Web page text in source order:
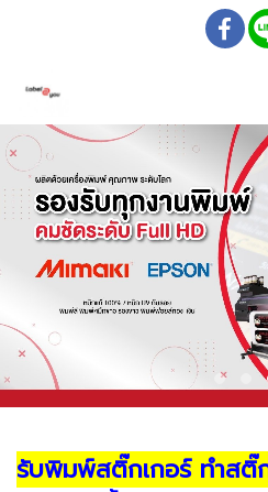
รับพิมพ์สติ๊กเกอร์ ทำสติ๊